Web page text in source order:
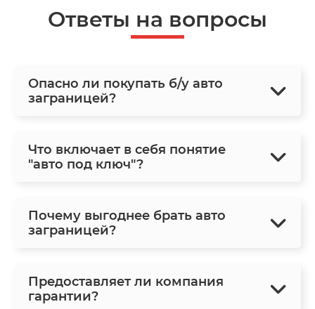
Ответы на вопросы
Опасно ли покупать б/у авто
заграницей?
Что включает в себя понятие
"авто под ключ"?
Почему выгоднее брать авто
заграницей?
Предоставляет ли компания
гарантии?